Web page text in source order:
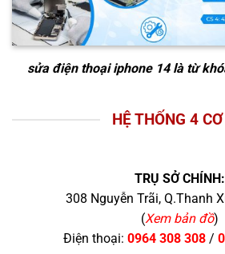
sửa điện thoại iphone 14là từ
HỆ THỐNG 4
TRỤ SỞ CHÍNH:
308 Nguyễn Trãi, Q.Thanh
(Xem bản đồ)
Điện thoại: 0964 308 308/